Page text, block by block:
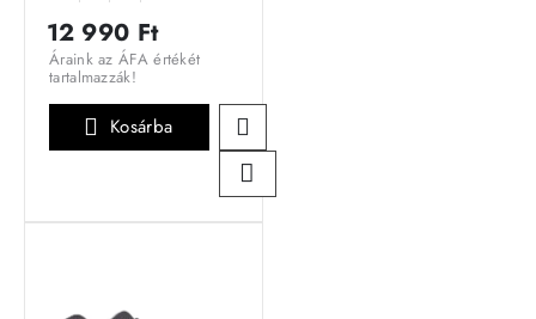
12 990 Ft
Áraink az ÁFA értékét
tartalmazzák!
Kosárba